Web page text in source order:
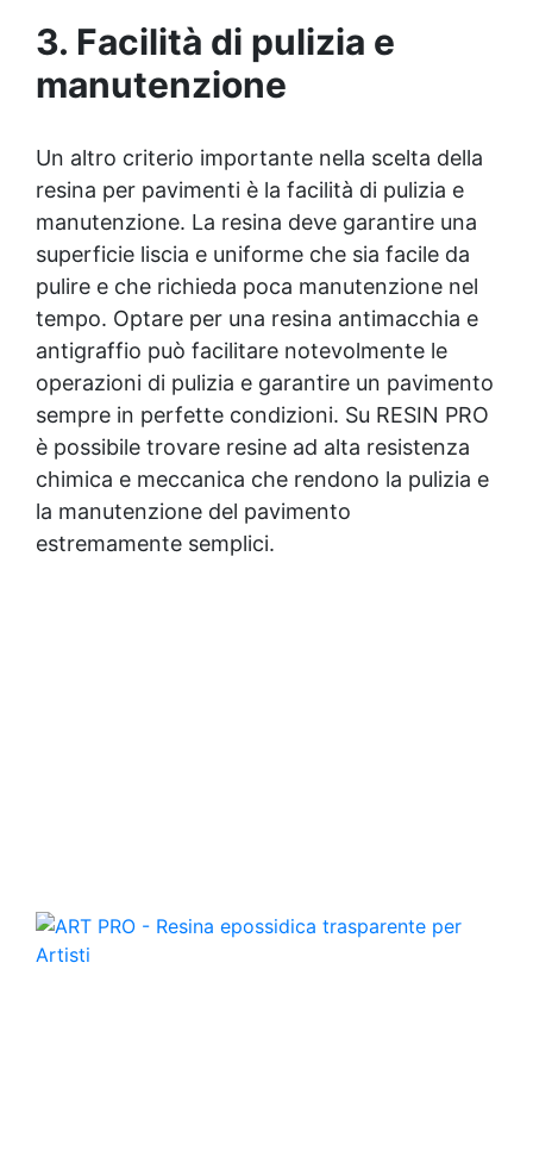
resina, oggetti decorativi o prodotti artigianali, i
nostri nuovi coloranti sono adatti a un’ampia gamma
di applicazioni. 🎨 Compatibilità con la resina
IMPORTANTE: (Non utilizzare con resine epossidiche
o poliuretaniche) — solo con resine a base d’acqua.
Perché scegliere la nostra collezione di coloranti
NaturColor?I nostri nuovi coloranti sono pensati per
valorizzare le tue creazioni con una qualità e una
versatilità impareggiabili. Ogni colore è stato
selezionato e testato per garantirti i migliori risultati
con la resina Naturesin, permettendoti di esplorare e
realizzare la tua visione artistica con semplicità.
3. Facilità di pulizia e
manutenzione
Un altro criterio importante nella scelta della
resina per pavimenti è la facilità di pulizia e
manutenzione. La resina deve garantire una
superficie liscia e uniforme che sia facile da
pulire e che richieda poca manutenzione nel
tempo. Optare per una resina antimacchia e
antigraffio può facilitare notevolmente le
operazioni di pulizia e garantire un pavimento
sempre in perfette condizioni. Su RESIN PRO
è possibile trovare resine ad alta resistenza
chimica e meccanica che rendono la pulizia e
la manutenzione del pavimento
estremamente semplici.